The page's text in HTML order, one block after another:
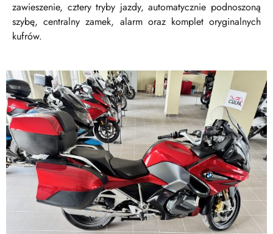
zawieszenie, cztery tryby jazdy, automatycznie podnoszoną
szybę, centralny zamek, alarm oraz komplet oryginalnych
kufrów.